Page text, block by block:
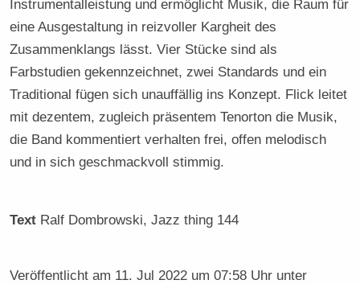
Instrumentalleistung und ermöglicht Musik, die Raum für
eine Ausgestaltung in reizvoller Kargheit des
Zusammenklangs lässt. Vier Stücke sind als
Farbstudien gekennzeichnet, zwei Standards und ein
Traditional fügen sich unauffällig ins Konzept. Flick leitet
mit dezentem, zugleich präsentem Tenorton die Musik,
die Band kommentiert verhalten frei, offen melodisch
und in sich geschmackvoll stimmig.
Text Ralf Dombrowski, Jazz thing 144
Veröffentlicht am 11. Jul 2022 um 07:58 Uhr unter